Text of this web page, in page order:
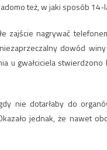
też, w jaki sposób 14-
zajście nagrywać
dowód
u gwałciciela
nie dotarłaby do
jednak, że nawet